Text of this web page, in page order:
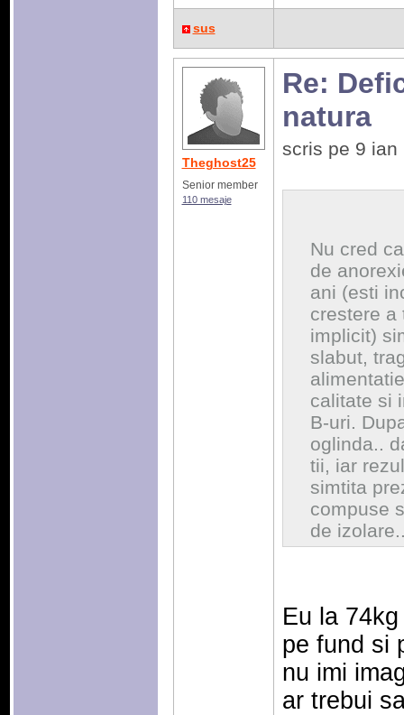
sus
Theghost25
Senior member
110 mesaje
Re:
natura
scris pe 9
Nu cred
de
ani (esti
crestere a
implicit)
slabut,
calitate si
B-uri.
oglinda..
tii, iar
simtita
compuse
de
Eu la
pe fund si
nu imi
ar trebui